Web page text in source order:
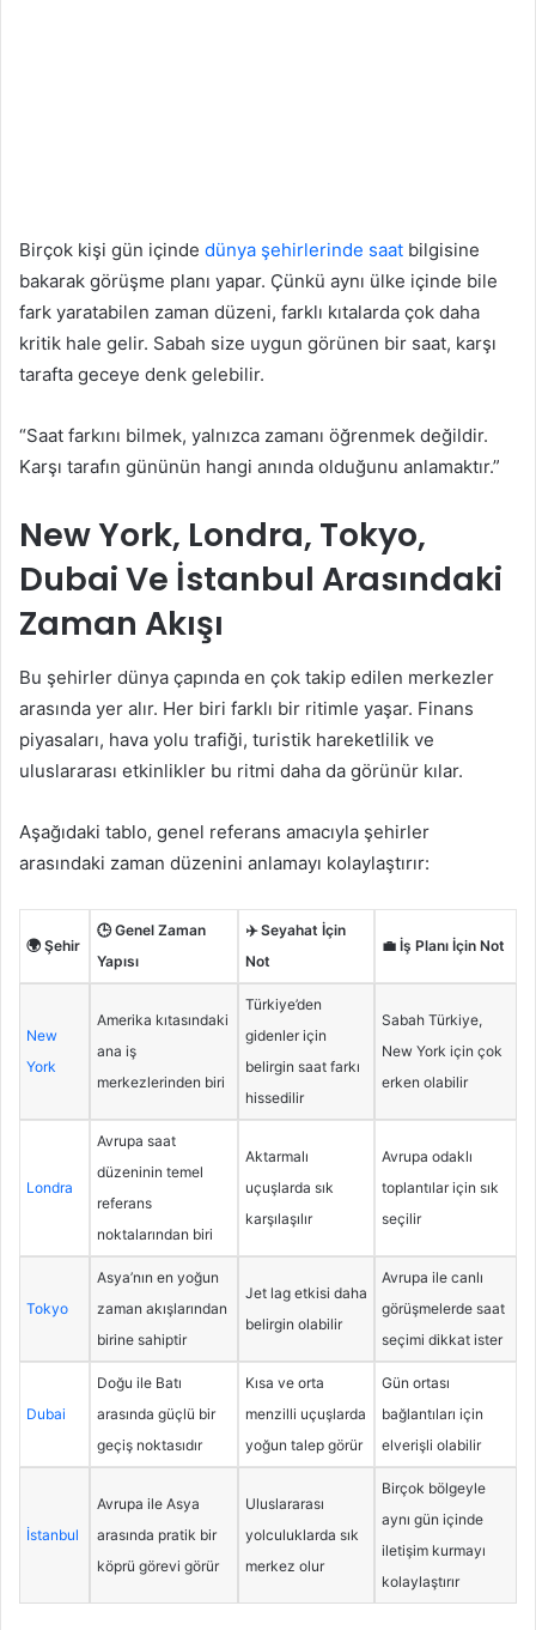
Birçok kişi gün içinde dünya şehirlerinde saat bilgisine
bakarak görüşme planı yapar. Çünkü aynı ülke içinde bile
fark yaratabilen zaman düzeni, farklı kıtalarda çok daha
kritik hale gelir. Sabah size uygun görünen bir saat, karşı
tarafta geceye denk gelebilir.
“Saat farkını bilmek, yalnızca zamanı öğrenmek değildir.
Karşı tarafın gününün hangi anında olduğunu anlamaktır.”
New York, Londra, Tokyo,
Dubai Ve İstanbul Arasındaki
Zaman Akışı
Bu şehirler dünya çapında en çok takip edilen merkezler
arasında yer alır. Her biri farklı bir ritimle yaşar. Finans
piyasaları, hava yolu trafiği, turistik hareketlilik ve
uluslararası etkinlikler bu ritmi daha da görünür kılar.
Aşağıdaki tablo, genel referans amacıyla şehirler
arasındaki zaman düzenini anlamayı kolaylaştırır:
🌍 Şehir
🕒 Genel Zaman
Yapısı
✈️ Seyahat İçin
Not
💼 İş Planı İçin Not
New
York
Amerika kıtasındaki
ana iş
merkezlerinden biri
Türkiye’den
gidenler için
belirgin saat farkı
hissedilir
Sabah Türkiye,
New York için çok
erken olabilir
Londra
Avrupa saat
düzeninin temel
referans
noktalarından biri
Aktarmalı
uçuşlarda sık
karşılaşılır
Avrupa odaklı
toplantılar için sık
seçilir
Tokyo
Asya’nın en yoğun
zaman akışlarından
birine sahiptir
Jet lag etkisi daha
belirgin olabilir
Avrupa ile canlı
görüşmelerde saat
seçimi dikkat ister
Dubai
Doğu ile Batı
arasında güçlü bir
geçiş noktasıdır
Kısa ve orta
menzilli uçuşlarda
yoğun talep görür
Gün ortası
bağlantıları için
elverişli olabilir
İstanbul
Avrupa ile Asya
arasında pratik bir
köprü görevi görür
Uluslararası
yolculuklarda sık
merkez olur
Birçok bölgeyle
aynı gün içinde
iletişim kurmayı
kolaylaştırır